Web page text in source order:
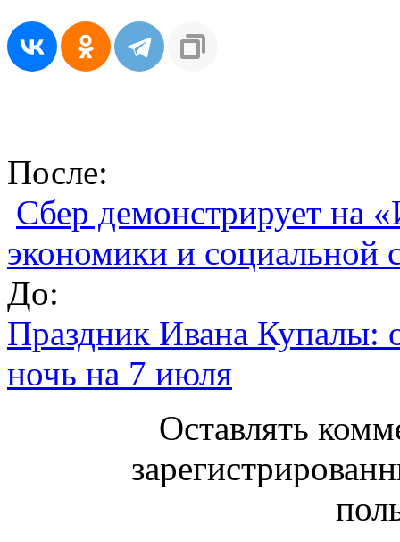
После:
Сбер демонстрирует на
экономики и социальной
До:
Праздник Ивана Купалы:
ночь на 7 июля
Оставлять